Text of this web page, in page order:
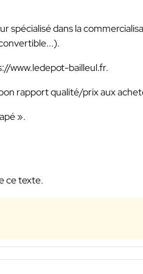
spécialisé dans la
www.ledepot-bailleul.fr.
rapport qualité/prix aux
».
ce texte.